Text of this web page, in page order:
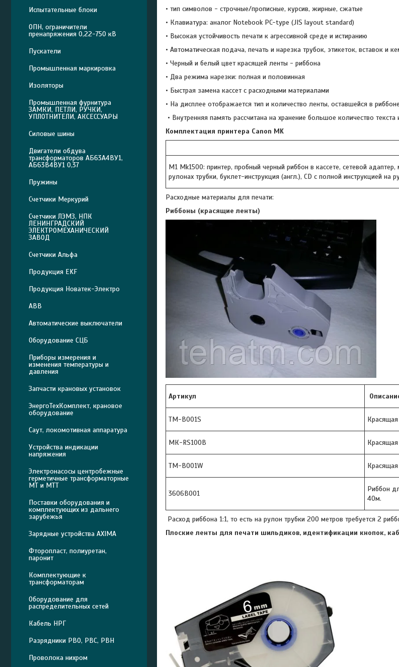
• тип символов - строчные/прописные, курсив, жирные, сжатые
• Клавиатура: аналог Notebook PC-type (JIS layout standard)
• Высокая устойчивость печати к агрессивной среде и истиранию
• Автоматическая подача, печать и нарезка трубок, этикеток, вставок и
• Черный и белый цвет красящей ленты - риббона
• Два режима нарезки: полная и половинная
• Быстрая замена кассет с расходными материалами
• На дисплее отображается тип и количество ленты, оставшейся в риббоне
• Внутренняя память рассчитана на хранение большое количество текста
Комплектация принтера Canon MK
M1 Mk1500: принтер, пробный черный риббон в касcете, сетевой
рулонах трубки, буклет-инструкция (англ.), CD с полной инструкцией на
Расходные материалы для печати:
Риббоны (красящие ленты)
Артикул
TM-B001S Красящая
МК-RS100B
TM-B001W Красящая
3606B001
Риббон
40м.
Расход риббона 1:1, то есть на рулон трубки 200 метров требуется 2
Плоские ленты для печати шильдиков, идентификации кнопок,
Испытательные блоки
ОПН, ограничители
пренапряжения 0,22-750 кВ
Пускатели
Промышленная маркировка
Изоляторы
Промышленная фурнитура
ЗАМКИ, ПЕТЛИ, РУЧКИ,
УПЛОТНИТЕЛИ, АКСЕССУАРЫ
Силовые шины
Двигатели обдува
трансформаторов АБ63А4ВУ1,
АБ63В4ВУ1 0,37
Пружины
Счетчики Меркурий
Счетчики ЛЭМЗ, НПК
ЛЕНИНГРАДСКИЙ
ЭЛЕКТРОМЕХАНИЧЕСКИЙ
ЗАВОД
Счетчики Альфа
Продукция EKF
Продукция Новатек-Электро
ABB
Автоматические выключатели
Оборудование СЦБ
Приборы измерения и
изменения температуры и
давления
Запчасти крановых установок
ЭнергоТехКомплект, крановое
оборудование
Саут, локомотивная аппаратура
Устройства индикации
напряжения
Электронасосы центробежные
герметичные трансформаторные
МТ и МТТ
Поставки оборудования и
комплектующих из дальнего
зарубежья
Зарядные устройства AXIMA
Фторопласт, полиуретан,
паронит
Комплектующие к
трансформаторам
Оборудование для
распределительных сетей
Кабель НРГ
Разрядники РВО, РВС, РВН
Проволока нихром